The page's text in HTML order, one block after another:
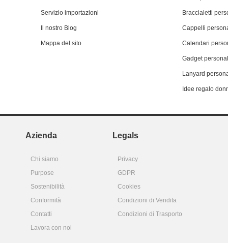
Servizio importazioni
Il nostro Blog
Mappa del sito
Braccialetti
Cappelli
Calendari
Gadget
Lanyard
Idee regalo
Azienda Legals
Chi siamo
Privacy
Purpose
GDPR
Sostenibilità
Cookies
Conformità
Condizioni di Vendita
Contatti
Condizioni di Trasporto
Lavora con noi